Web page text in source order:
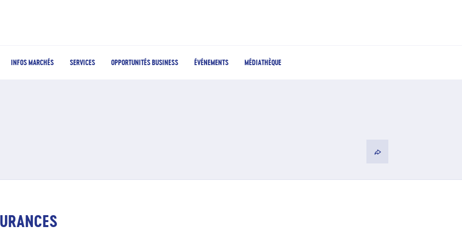
INFOS MARCHÉS SERVICES OPPORTUNITÉS BUSINESS ÉVÉNEMENTS MÉDIATHÈQUE